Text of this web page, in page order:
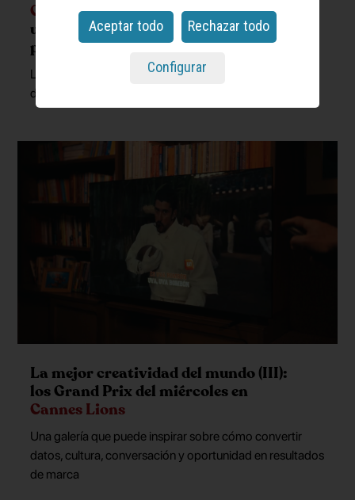
Cannes Lions: España suma un oro,
una plata y cuatro bronces a su
palmarés
La jornada del jueves eleva hasta veintiséis los premios
de nuestro país en el festival
La mejor creatividad del mundo (III):
los Grand Prix del miércoles en
Cannes Lions
Una galería que puede inspirar sobre cómo convertir
datos, cultura, conversación y oportunidad en resultados
de marca
Aceptar todo Rechazar todo
Configurar